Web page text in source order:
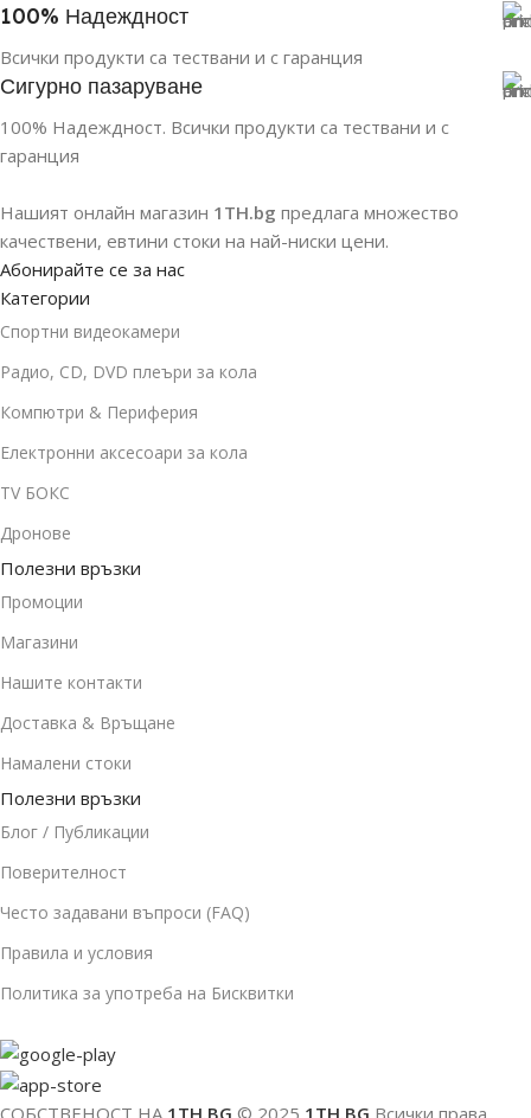
100% Надеждност
Всички продукти са тествани и с гаранция
Сигурно пазаруване
100% Надеждност. Всички продукти са тествани и с
гаранция
Нашият онлайн магазин 1TH.bg предлага множество
качествени, евтини стоки на най-ниски цени.
Абонирайте се за нас
Категории
Спортни видеокамери
Радио, CD, DVD плеъри за кола
Компютри & Периферия
Електронни аксесоари за кола
TV БОКС
Дронове
Полезни връзки
Промоции
Магазини
Нашите контакти
Доставка & Връщане
Намалени стоки
Полезни връзки
Блог / Публикации
Поверителност
Често задавани въпроси (FAQ)
Правила и условия
Политика за употреба на Бисквитки
СОБСТВЕНОСТ НА 1TH.BG © 2025 1TH.BG Всички права